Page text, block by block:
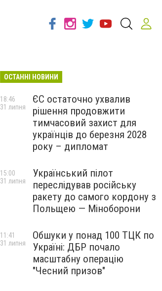
ОСТАННІ НОВИНИ
ЄС остаточно ухвалив
рішення продовжити
тимчасовий захист для
українців до березня 2028
року – дипломат
18:46
31 липня
Український пілот
переслідував російську
ракету до самого кордону з
Польщею — Міноборони
15:00
31 липня
Обшуки у понад 100 ТЦК по
Україні: ДБР почало
масштабну операцію
"Чесний призов"
11:41
31 липня